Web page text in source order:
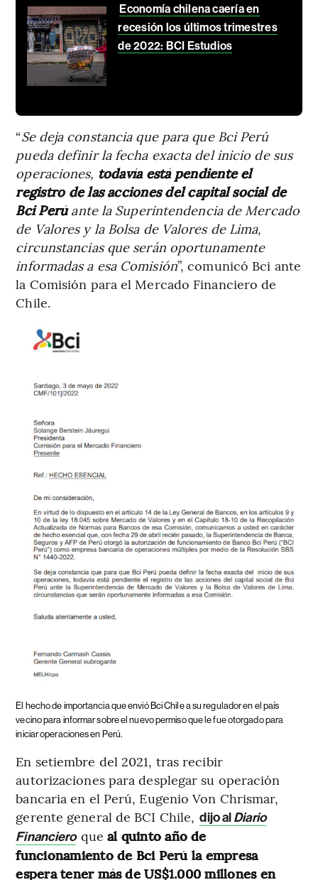
Economía chilena caería en
recesión los últimos trimestres
de 2022: BCI Estudios
“Se deja constancia que para que Bci Perú
pueda definir la fecha exacta del inicio de sus
operaciones, todavía está pendiente el
registro de las acciones del capital social de
Bci Perúante la Superintendencia de Mercado
de Valores y la Bolsa de Valores de Lima,
circunstancias que serán oportunamente
informadas a esa Comisión”, comunicó Bci ante
la Comisión para el Mercado Financiero de
Chile.
El hecho de importancia que envió Bci Chile a su regulador en el país
vecino para informar sobre el nuevo permiso que le fue otorgado para
iniciar operaciones en Perú.
En setiembre del 2021, tras recibir
autorizaciones para desplegar su operación
bancaria en el Perú, Eugenio Von Chrismar,
gerente general de BCI Chile, dijo alDiario
Financiero que al quinto año de
funcionamiento de Bci Perú la empresa
espera tener más de US$1.000 millones en